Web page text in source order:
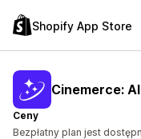
Shopify App Store
Cinemerce:
Ceny
Bezpłatny plan jest